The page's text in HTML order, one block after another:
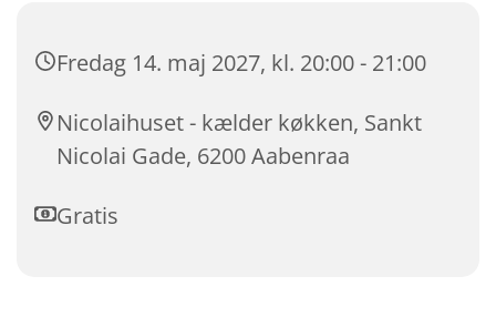
Fredag 14. maj 2027, kl. 20:00 - 21:00
Nicolaihuset - kælder køkken, Sankt
Nicolai Gade, 6200 Aabenraa
Gratis